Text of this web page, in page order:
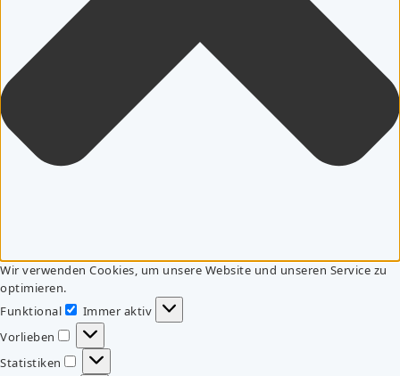
Wir verwenden Cookies, um unsere Website und unseren Service zu
optimieren.
Funktional
Funktional
Immer aktiv
Vorlieben
Vorlieben
Statistiken
Statistiken